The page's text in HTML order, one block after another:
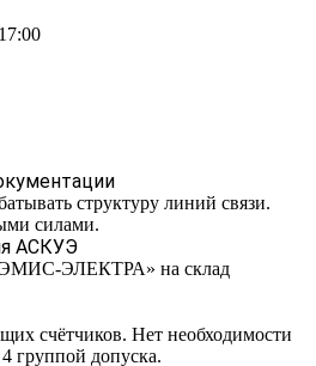
структуру линий связи.
силами.
АСКУЭ
ЭЛЕКТРА» на склад
счётчиков. Нет необходимости
группой допуска.